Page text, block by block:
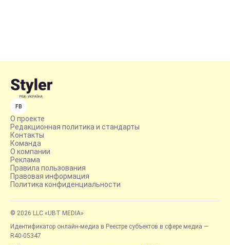
FB
О проекте
Редакционная политика и стандарты
Контакты
Команда
О компании
Реклама
Правила пользования
Правовая информация
Политика конфиденциальности
© 2026 LLC «UBT MEDIA»
Идентификатор онлайн-медиа в Реестре субъектов в сфере медиа —
R40-05347